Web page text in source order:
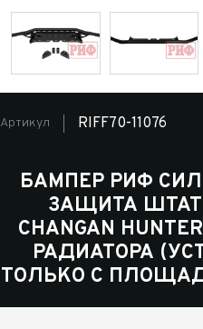
Артикул RIFF70-11076
БАМПЕР РИФ
ЗАЩИТА
CHANGAN
РАДИАТОРА
ТОЛЬКО С